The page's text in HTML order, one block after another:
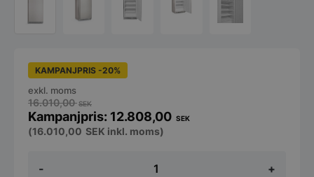
-
Budget
+
KAMPANJPRIS -20%
16.010,00SEK
12.808,00 SEK
exkl. moms
(16.010,00 SEK inkl. moms)